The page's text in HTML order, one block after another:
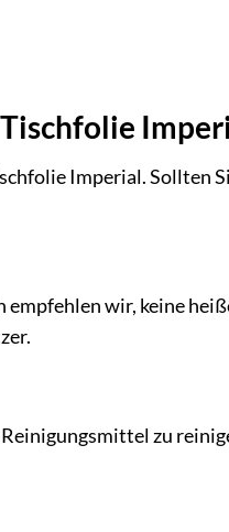
Imperial. Sollten
wir, keine
zu